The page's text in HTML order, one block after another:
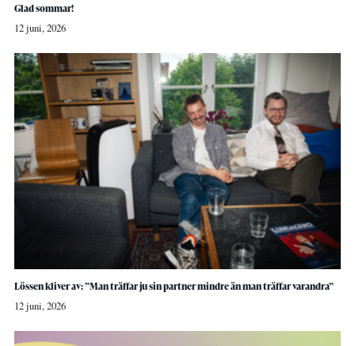
Glad sommar!
12 juni, 2026
Lössen kliver av: ”Man träffar ju sin partner mindre än man träffar varandra”
12 juni, 2026